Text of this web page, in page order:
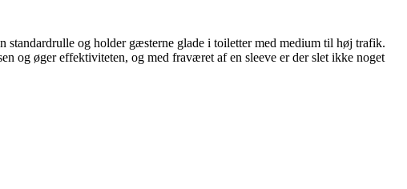
standardrulle og holder gæsterne glade i toiletter med medium til høj trafik.
og øger effektiviteten, og med fraværet af en sleeve er der slet ikke noget